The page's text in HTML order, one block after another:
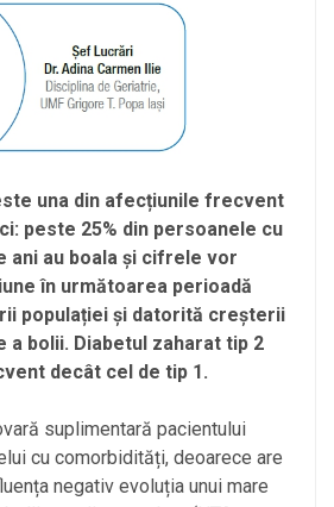
una din afecțiunile frecvent
peste 25% din persoanele cu
ani au boala și cifrele vor
în următoarea perioadă
populației și datorită creșterii
a bolii. Diabetul zaharat tip 2
decât cel de tip 1.
suplimentară pacientului
cu comorbidități, deoarece are
negativ evoluția unui mare